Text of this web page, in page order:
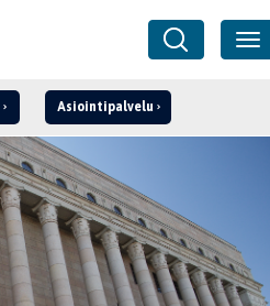
Asiointipalvelu
Kirjaudu ›